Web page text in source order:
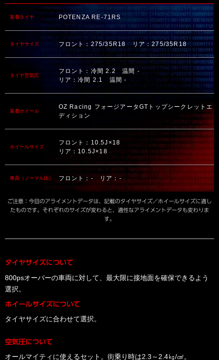
装着タイヤ POTENZA RE-71RS
タイヤサイズ フロント：275/35R18 リア：275/35R18
タイヤ空気圧
フロント：冷間 2.2 温間 -
リア：冷間 2.1 温間 -
装着ホイール
OZ Racing フォージアータGTトップシークレットエ
ディション
ホイールサイズ
フロント：10.5J×18
リア：10.5J×18
車高（ノーマル比） フロント：- リア：-
ご注意：今回のアライメントデータは、記載のタイヤサイズ／ホイールサイズに適し
たものです。それぞれのサイズが変わると、適性なアライメントデータも変わりま
す。
タイヤサイズについて
800psオーバーの車両に対して、最大限に接地面を確保できるよう
選択。
ホイールサイズについて
タイヤサイズに合わせて選択。
空気圧について
オールマイティに使えるセット。街乗り時は2.3～2.4㎏/㎠。